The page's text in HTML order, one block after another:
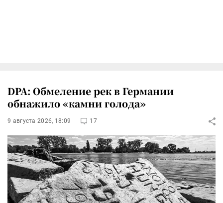
DPA: Обмеление рек в Германии
обнажило «камни голода»
9 августа 2026, 18:09 17